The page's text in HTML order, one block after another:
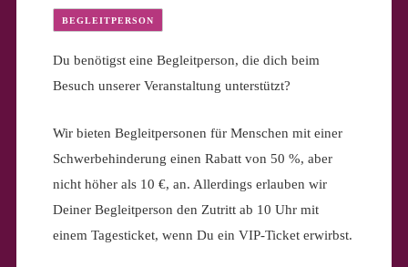
BEGLEITPERSON
Du benötigst eine Begleitperson, die dich beim
Besuch unserer Veranstaltung unterstützt?
Wir bieten Begleitpersonen für Menschen mit einer
Schwerbehinderung einen Rabatt von 50 %, aber
nicht höher als 10 €, an. Allerdings erlauben wir
Deiner Begleitperson den Zutritt ab 10 Uhr mit
einem Tagesticket, wenn Du ein VIP-Ticket erwirbst.